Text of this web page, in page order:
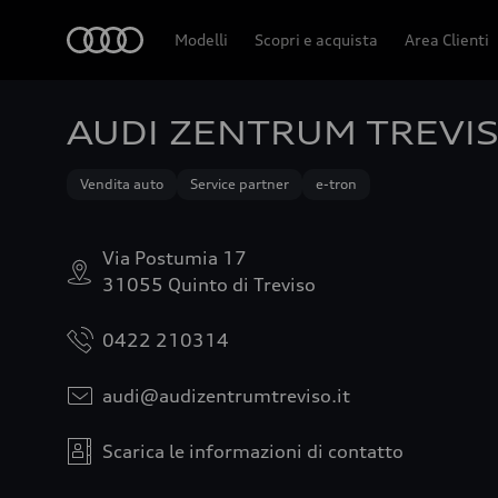
Modelli Scopri e acquista Area Clienti
AUDI ZENTRUM
Vendita auto Service partner e-tron
Via Postumia 17
31055 Quinto di Treviso
0422 210314
audi@audizentrumtreviso.it
Scarica le informazioni di contatto